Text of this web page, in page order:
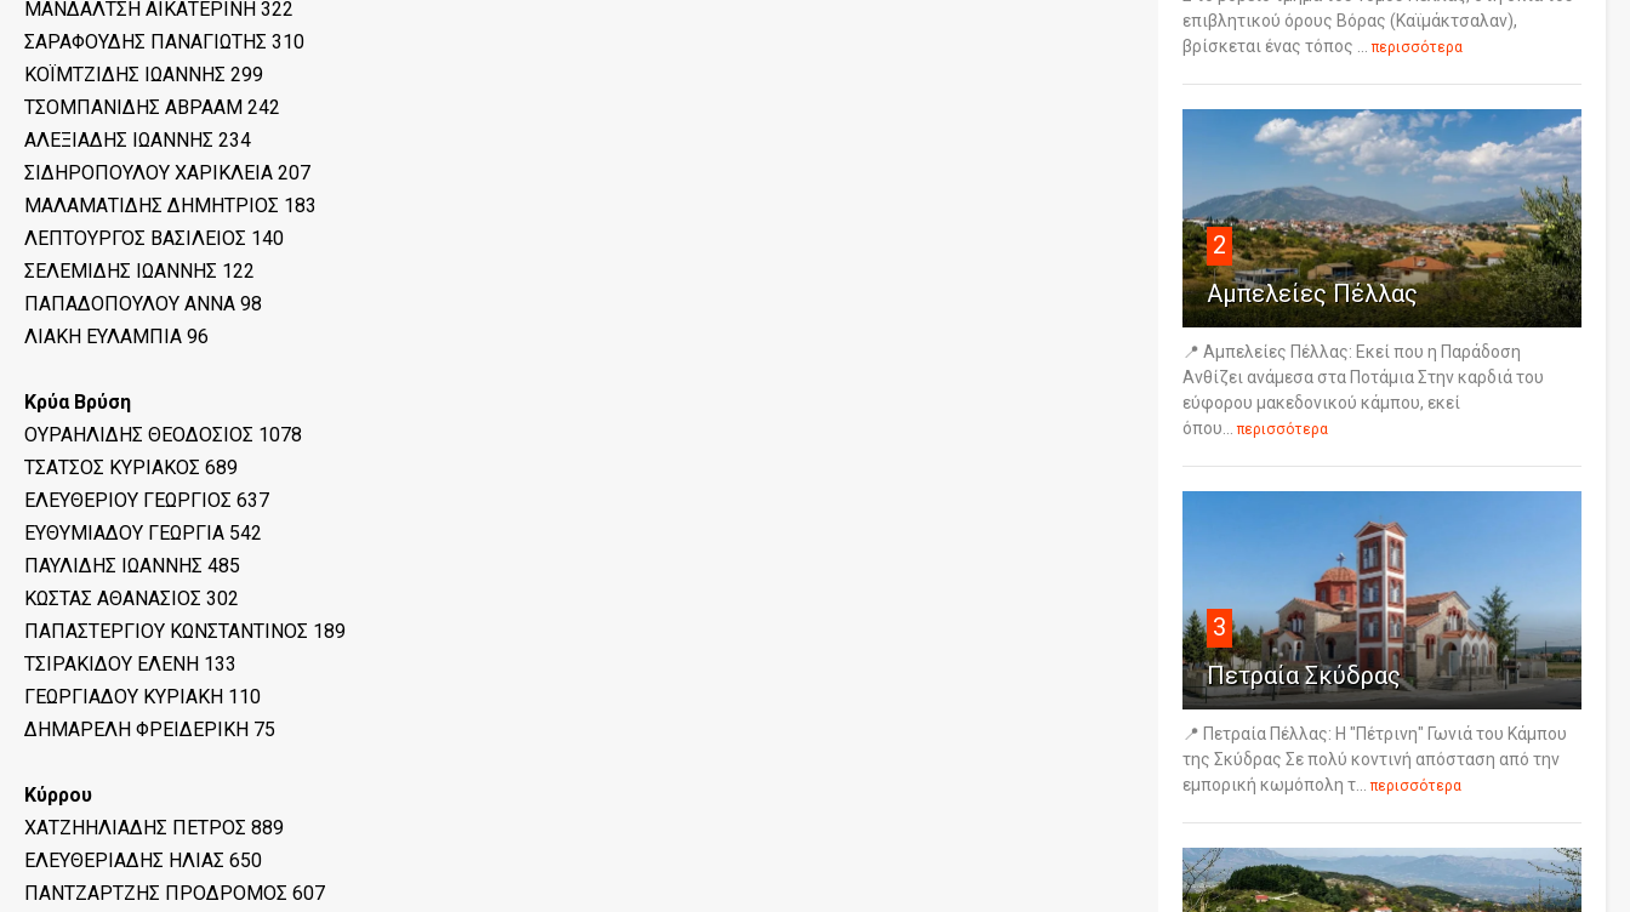
ΜΑΝΔΑΛΤΣΗ ΑΙΚΑΤΕΡΙΝΗ 322
ΣΑΡΑΦΟΥΔΗΣ ΠΑΝΑΓΙΩΤΗΣ 310
ΚΟΪΜΤΖΙΔΗΣ ΙΩΑΝΝΗΣ 299
ΤΣΟΜΠΑΝΙΔΗΣ ΑΒΡΑΑΜ 242
ΑΛΕΞΙΑΔΗΣ ΙΩΑΝΝΗΣ 234
ΣΙΔΗΡΟΠΟΥΛΟΥ ΧΑΡΙΚΛΕΙΑ 207
ΜΑΛΑΜΑΤΙΔΗΣ ΔΗΜΗΤΡΙΟΣ 183
ΛΕΠΤΟΥΡΓΟΣ ΒΑΣΙΛΕΙΟΣ 140
ΣΕΛΕΜΙΔΗΣ ΙΩΑΝΝΗΣ 122
ΠΑΠΑΔΟΠΟΥΛΟΥ ΑΝΝΑ 98
ΛΙΑΚΗ ΕΥΛΑΜΠΙΑ 96
Κρύα Βρύση
ΟΥΡΑΗΛΙΔΗΣ ΘΕΟΔΟΣΙΟΣ 1078
ΤΣΑΤΣΟΣ ΚΥΡΙΑΚΟΣ 689
ΕΛΕΥΘΕΡΙΟΥ ΓΕΩΡΓΙΟΣ 637
ΕΥΘΥΜΙΑΔΟΥ ΓΕΩΡΓΙΑ 542
ΠΑΥΛΙΔΗΣ ΙΩΑΝΝΗΣ 485
ΚΩΣΤΑΣ ΑΘΑΝΑΣΙΟΣ 302
ΠΑΠΑΣΤΕΡΓΙΟΥ ΚΩΝΣΤΑΝΤΙΝΟΣ 189
ΤΣΙΡΑΚΙΔΟΥ ΕΛΕΝΗ 133
ΓΕΩΡΓΙΑΔΟΥ ΚΥΡΙΑΚΗ 110
ΔΗΜΑΡΕΛΗ ΦΡΕΙΔΕΡΙΚΗ 75
Κύρρου
ΧΑΤΖΗΗΛΙΑΔΗΣ ΠΕΤΡΟΣ 889
ΕΛΕΥΘΕΡΙΑΔΗΣ ΗΛΙΑΣ 650
ΠΑΝΤΖΑΡΤΖΗΣ ΠΡΟΔΡΟΜΟΣ 607
επιβλητικού όρους Βόρας (Καϊμάκτσαλαν),
βρίσκεται ένας τόπος ... περισσότερα
2
Αμπελείες Πέλλας
📍 Αμπελείες Πέλλας: Εκεί που η Παράδοση
Ανθίζει ανάμεσα στα Ποτάμια Στην καρδιά του
εύφορου μακεδονικού κάμπου, εκεί
όπου... περισσότερα
3
Πετραία Σκύδρας
📍 Πετραία Πέλλας: Η "Πέτρινη" Γωνιά του Κάμπου
της Σκύδρας Σε πολύ κοντινή απόσταση από την
εμπορική κωμόπολη τ... περισσότερα